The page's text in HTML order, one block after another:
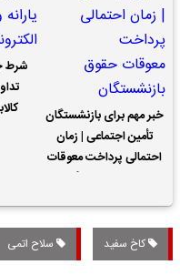
خبر مهم برای بازنشستگان
تأمین اجتماعی | زمان
احتمالی پرداخت معوقات
شرط
کاخ سفید سلاح‌ اتمی